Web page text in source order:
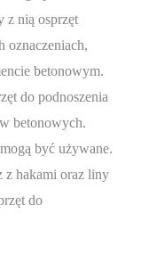
z nią osprzęt
oznaczeniach,
betonowym.
do podnoszenia
betonowych.
być używane.
z hakami oraz liny
do